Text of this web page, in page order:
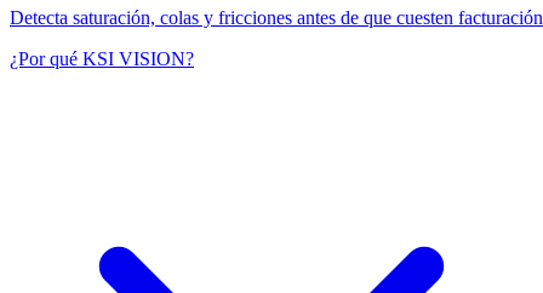
Detecta saturación, colas y fricciones antes de que cuesten
¿Por qué KSI VISION?